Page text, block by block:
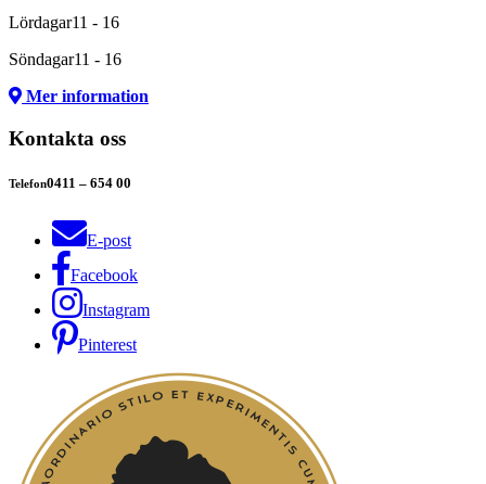
Lördagar11 - 16
Söndagar11 - 16
Mer information
Kontakta oss
Telefon0411 – 654 00
E-post
Facebook
Instagram
Pinterest